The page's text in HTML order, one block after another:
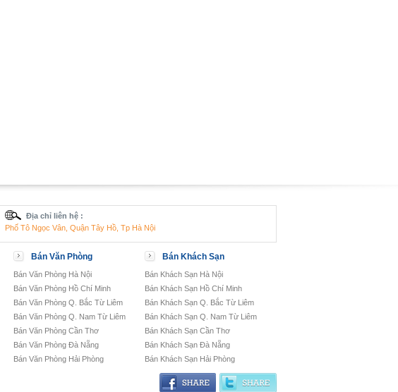
Địa chỉ liên hệ :
Phố Tô Ngọc Vân, Quận Tây Hồ, Tp Hà Nội
Bán Văn Phòng
Bán Văn Phòng Hà Nội
Bán Văn Phòng Hồ Chí Minh
Bán Văn Phòng Q. Bắc Từ Liêm
Bán Văn Phòng Q. Nam Từ Liêm
Bán Văn Phòng Cần Thơ
Bán Văn Phòng Đà Nẵng
Bán Văn Phòng Hải Phòng
Bán Khách Sạn
Bán Khách Sạn Hà Nội
Bán Khách Sạn Hồ Chí Minh
Bán Khách Sạn Q. Bắc Từ Liêm
Bán Khách Sạn Q. Nam Từ Liêm
Bán Khách Sạn Cần Thơ
Bán Khách Sạn Đà Nẵng
Bán Khách Sạn Hải Phòng